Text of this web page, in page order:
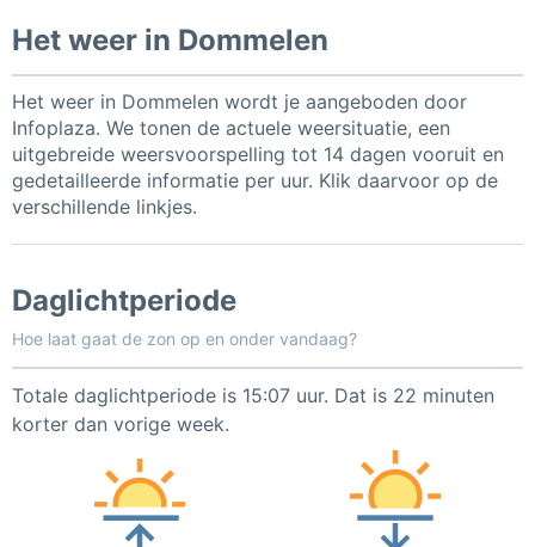
Het weer in Dommelen
Het weer in Dommelen wordt je aangeboden door
Infoplaza. We tonen de actuele weersituatie, een
uitgebreide weersvoorspelling tot 14 dagen vooruit en
gedetailleerde informatie per uur. Klik daarvoor op de
verschillende linkjes.
Daglichtperiode
Hoe laat gaat de zon op en onder vandaag?
Totale daglichtperiode is 15:07 uur. Dat is 22 minuten
korter dan vorige week.